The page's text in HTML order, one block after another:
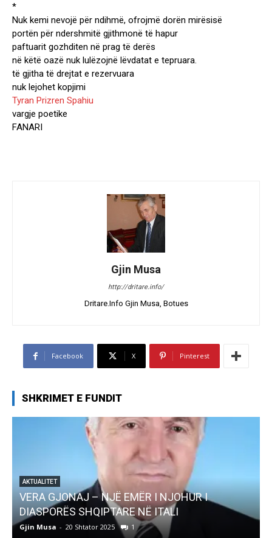
*
Nuk kemi nevojë për ndihmë, ofrojmë dorën mirësisë
portën për ndershmitë gjithmonë të hapur
paftuarit gozhditen në prag të derës
në këtë oazë nuk lulëzojnë lëvdatat e tepruara.
të gjitha të drejtat e rezervuara
nuk lejohet kopjimi
Tyran Prizren Spahiu
vargje poetike
FANARI
Gjin Musa
http://dritare.info/
Dritare.Info Gjin Musa, Botues
Facebook X Pinterest
SHKRIMET E FUNDIT
AKTUALITET
VERA GJONAJ – NJË EMËR I NJOHUR I
DIASPORËS SHQIPTARE NË ITALI
Gjin Musa - 20 Shtator 2025 1